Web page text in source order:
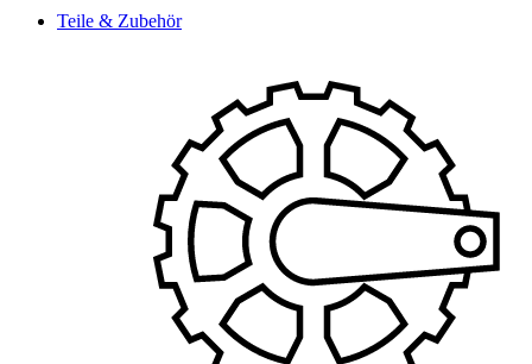
Teile & Zubehör